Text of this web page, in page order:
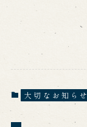
大切なお知らせ